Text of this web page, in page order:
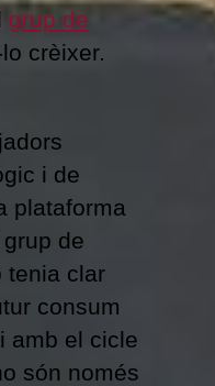
grup de
crèixer.
i de
plataforma
de
tenia clar
consum
amb el cicle
són només